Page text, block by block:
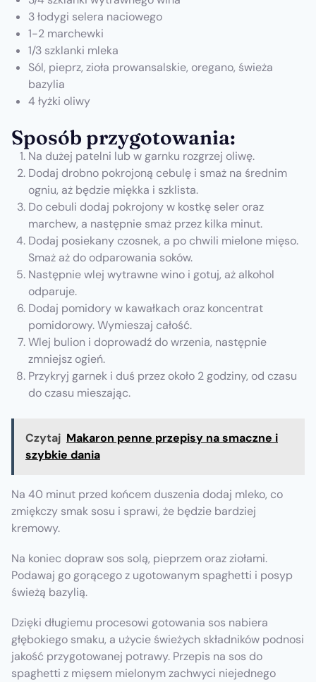
3 łodygi selera naciowego
1-2 marchewki
1/3 szklanki mleka
Sól, pieprz, zioła prowansalskie, oregano, świeża
bazylia
4 łyżki oliwy
Sposób przygotowania:
Na dużej patelni lub w garnku rozgrzej oliwę.
Dodaj drobno pokrojoną cebulę i smaż na średnim
ogniu, aż będzie miękka i szklista.
Do cebuli dodaj pokrojony w kostkę seler oraz
marchew, a następnie smaż przez kilka minut.
Dodaj posiekany czosnek, a po chwili mielone mięso.
Smaż aż do odparowania soków.
Następnie wlej wytrawne wino i gotuj, aż alkohol
odparuje.
Dodaj pomidory w kawałkach oraz koncentrat
pomidorowy. Wymieszaj całość.
Wlej bulion i doprowadź do wrzenia, następnie
zmniejsz ogień.
Przykryj garnek i duś przez około 2 godziny, od czasu
do czasu mieszając.
Czytaj Makaron penne przepisy na smaczne i
szybkie dania
Na 40 minut przed końcem duszenia dodaj mleko, co
zmiękczy smak sosu i sprawi, że będzie bardziej
kremowy.
Na koniec dopraw sos solą, pieprzem oraz ziołami.
Podawaj go gorącego z ugotowanym spaghetti i posyp
świeżą bazylią.
Dzięki długiemu procesowi gotowania sos nabiera
głębokiego smaku, a użycie świeżych składników podnosi
jakość przygotowanej potrawy. Przepis na sos do
spaghetti z mięsem mielonym zachwyci niejednego